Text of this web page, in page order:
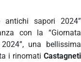
sapori 2024”
con la “Giornata
una bellissima
i rinomati Castagneti